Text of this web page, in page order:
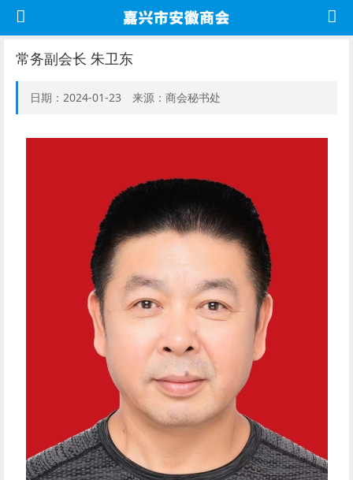
常务副会长 朱卫东
日期：2024-01-23 来源：商会秘书处